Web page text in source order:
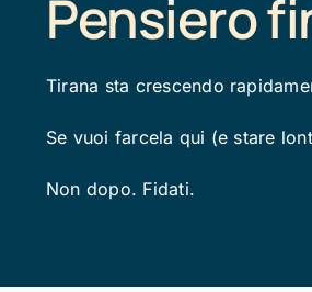
Pensiero
Tirana sta crescendo
Se vuoi farcela qui (e stare
Non dopo. Fidati.